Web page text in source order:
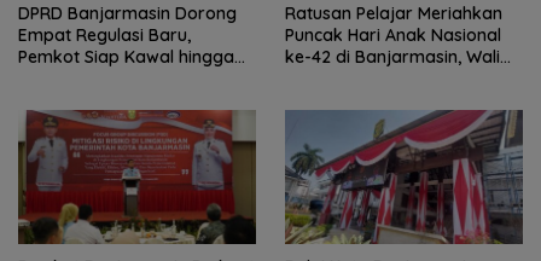
DPRD Banjarmasin Dorong
Empat Regulasi Baru,
Pemkot Siap Kawal hingga
Ratusan Pelajar Meriahkan
Puncak Hari Anak Nasional
ke-42 di Banjarmasin, Wali